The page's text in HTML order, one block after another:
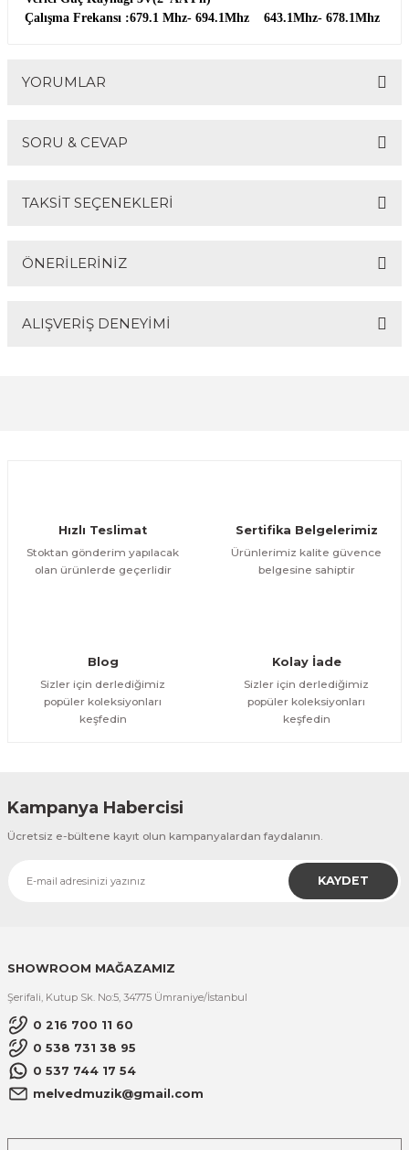
Çalışma Frekansı :679.1 Mhz- 694.1Mhz 643.1Mhz- 678.1Mhz
YORUMLAR
SORU & CEVAP
TAKSİT SEÇENEKLERİ
ÖNERİLERİNİZ
Bu ürünün fiyat bilgisi, resim, ürün açıklamalarında ve
Bu ürüne benzer farklı alternatifler olmalı.
ALIŞVERİŞ DENEYİMİ
Hızlı Teslimat
Stoktan gönderim yapılacak
olan ürünlerde geçerlidir
Sertifika Belgelerimiz
Ürünlerimiz kalite güvence
belgesine sahiptir
Blog
Sizler için derlediğimiz
popüler koleksiyonları
keşfedin
Kolay İade
Sizler için derlediğimiz
popüler koleksiyonları
keşfedin
Kampanya Habercisi
Ücretsiz e-bültene kayıt olun kampanyalardan faydalanın.
KAYDET
SHOWROOM MAĞAZAMIZ
Şerifali, Kutup Sk. No:5, 34775 Ümraniye/İstanbul
0 216 700 11 60
0 538 731 38 95
0 537 744 17 54
melvedmuzik@gmail.com